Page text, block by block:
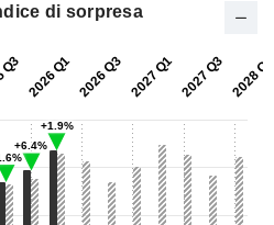
di sorpresa